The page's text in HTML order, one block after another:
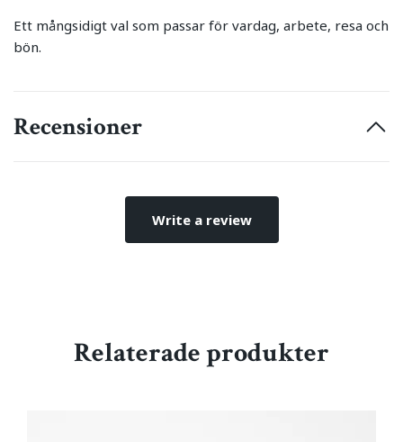
Ett mångsidigt val som passar för vardag, arbete, resa och
bön.
Recensioner
Write a review
Relaterade produkter